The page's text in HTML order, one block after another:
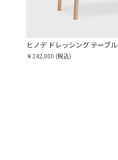
ヒノデ ドレッシング テーブル
￥242,000 (税込)